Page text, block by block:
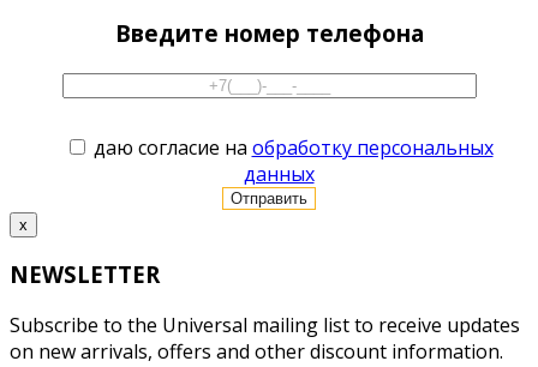
Введите номер телефона
даю согласие на обработку персональных
данных
x
NEWSLETTER
Subscribe to the Universal mailing list to receive updates
on new arrivals, offers and other discount information.